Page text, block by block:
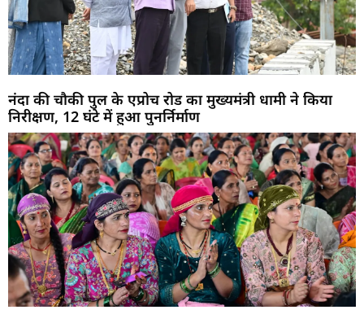
नंदा की चौकी पुल के एप्रोच रोड का मुख्यमंत्री धामी ने किया
निरीक्षण, 12 घंटे में हुआ पुनर्निर्माण